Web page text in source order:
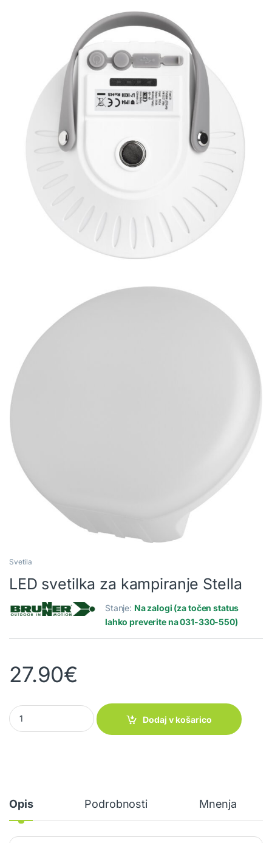
Svetila
LED svetilka za kampiranje Stella
Stanje: Na zalogi (za točen status
lahko preverite na 031-330-550)
27.90€
LED svetilka za kampiranje Stella quantity
Dodaj v košarico
Opis Podrobnosti Mnenja